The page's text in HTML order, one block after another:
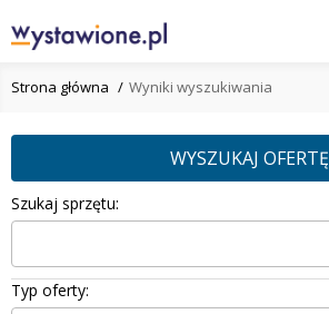
Strona główna Wyniki wyszukiwania
WYSZUKAJ OFERTĘ
Szukaj sprzętu:
Typ oferty: